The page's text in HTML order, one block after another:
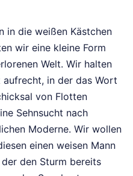
in die weißen Kästchen
wir eine kleine Form
Welt. Wir halten
in der das Wort
von Flotten
Sehnsucht nach
Moderne. Wir wollen
einen weisen Mann
den Sturm bereits